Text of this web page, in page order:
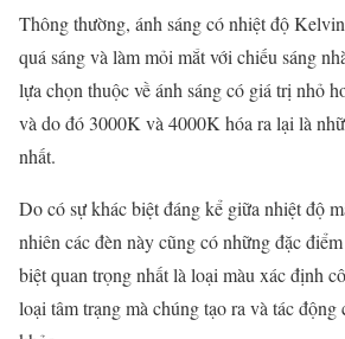
Thông thường, ánh sáng có nhiệt độ
quá sáng và làm mỏi mắt với chiếu sáng
lựa chọn thuộc về ánh sáng có giá trị nhỏ
và do đó 3000K và 4000K hóa ra lại là
nhất.
Do có sự khác biệt đáng kể giữa nhiệt độ
nhiên các đèn này cũng có những đặc
biệt quan trọng nhất là loại màu xác định
loại tâm trạng mà chúng tạo ra và tác